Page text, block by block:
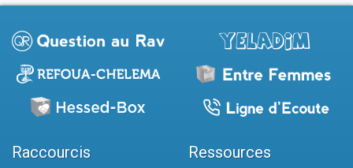
Raccourcis Ressources